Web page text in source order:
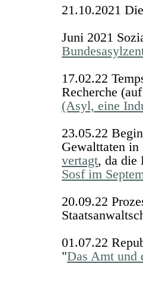
21.10.2021
Juni 2021
17.02.22
Recherche
(Asyl, eine
23.05.22
Gewalttaten
vertagt, da die
Sosf im
20.09.22
01.07.22
"Das Amt und